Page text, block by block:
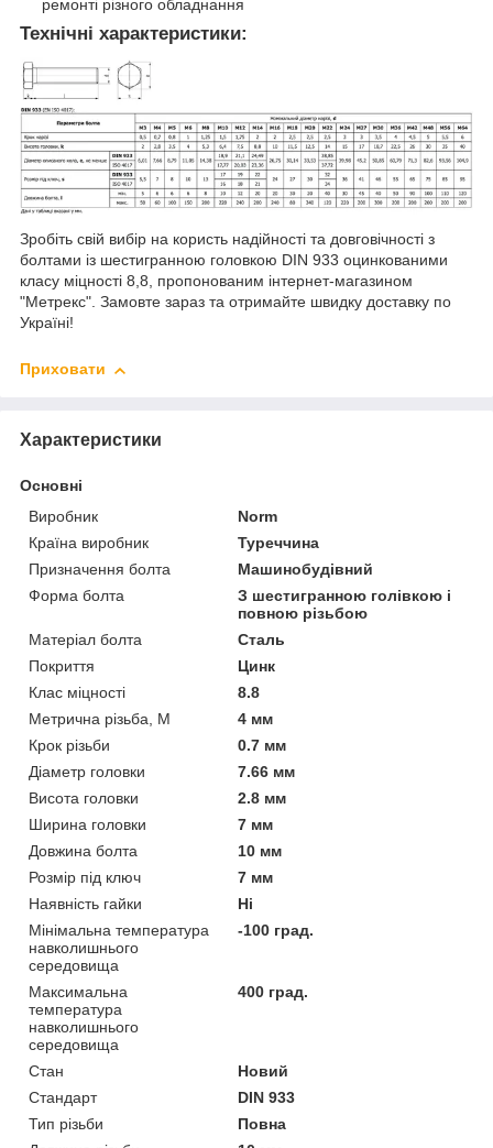
ремонті різного обладнання
Технічні характеристики:
Зробіть свій вибір на користь надійності та довговічності з
болтами із шестигранною головкою DIN 933 оцинкованими
класу міцності 8,8, пропонованим інтернет-магазином
"Метрекс". Замовте зараз та отримайте швидку доставку по
Україні!
Приховати
Характеристики
Основні
Виробник
Norm
Країна виробник
Туреччина
Призначення болта
Машинобудівний
Форма болта
З шестигранною голівкою і
повною різьбою
Матеріал болта
Сталь
Покриття
Цинк
Клас міцності
8.8
Метрична різьба, М
4 мм
Крок різьби
0.7 мм
Діаметр головки
7.66 мм
Висота головки
2.8 мм
Ширина головки
7 мм
Довжина болта
10 мм
Розмір під ключ
7 мм
Наявність гайки
Ні
Мінімальна температура
навколишнього
середовища
-100 град.
Максимальна
температура
навколишнього
середовища
400 град.
Стан
Новий
Стандарт
DIN 933
Тип різьби
Повна